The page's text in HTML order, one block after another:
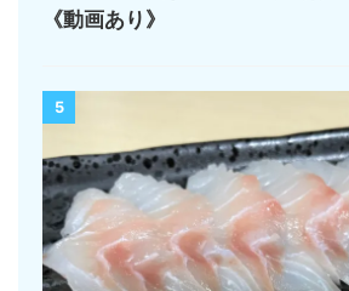
《動画あり》
5